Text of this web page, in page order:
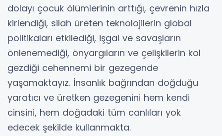
dolayı çocuk ölümlerinin arttığı, çevrenin hızla
kirlendiği, silah üreten teknolojilerin global
politikaları etkilediği, işgal ve savaşların
önlenemediği, önyargıların ve çelişkilerin kol
gezdiği cehennemi bir gezegende
yaşamaktayız. İnsanlık bağrından doğduğu
yaratıcı ve üretken gezegenini hem kendi
cinsini, hem doğadaki tüm canlıları yok
edecek şekilde kullanmakta.